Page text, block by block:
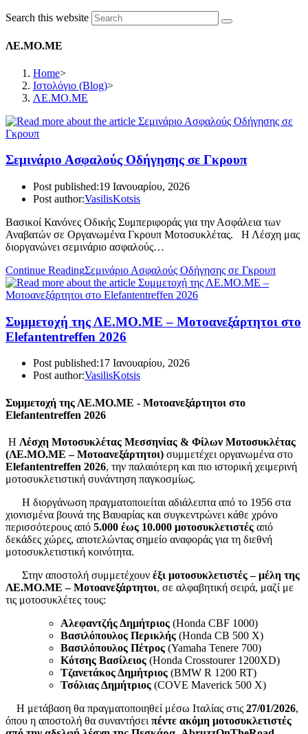
Search this website
ΛΕ.ΜΟ.ΜΕ
Home>
Ιστολόγιο (Blog)>
ΛΕ.ΜΟ.ΜΕ
Σεμινάριο Ασφαλούς Οδήγησης σε Γκρουπ
Post published:19 Ιανουαρίου, 2026
Post author:VasilisKotsis
Βασικοί Κανόνες Οδικής Συμπεριφοράς για την Ασφάλεια των
Αναβατών σε Οργανωμένα Γκρουπ Μοτοσυκλέτας. Η Λέσχη μας
διοργανώνει σεμινάριο ασφαλούς…
Continue ReadingΣεμινάριο Ασφαλούς Οδήγησης σε Γκρουπ
Συμμετοχή της ΛΕ.ΜΟ.ΜΕ – Μοτοανεξάρτητοι στο
Elefantentreffen 2026
Post published:17 Ιανουαρίου, 2026
Post author:VasilisKotsis
Συμμετοχή της ΛΕ.ΜΟ.ΜΕ - Μοτοανεξάρτητοι στο
Elefantentreffen 2026
Η Λέσχη Μοτοσυκλέτας Μεσσηνίας & Φίλων Μοτοσυκλέτας
(ΛΕ.ΜΟ.ΜΕ – Μοτοανεξάρτητοι) συμμετέχει οργανωμένα στο
Elefantentreffen 2026, την παλαιότερη και πιο ιστορική χειμερινή
μοτοσυκλετιστική συνάντηση παγκοσμίως.
Η διοργάνωση πραγματοποιείται αδιάλειπτα από το 1956 στα
χιονισμένα βουνά της Βαυαρίας και συγκεντρώνει κάθε χρόνο
περισσότερους από 5.000 έως 10.000 μοτοσυκλετιστές από
δεκάδες χώρες, αποτελώντας σημείο αναφοράς για τη διεθνή
μοτοσυκλετιστική κοινότητα.
Στην αποστολή συμμετέχουν έξι μοτοσυκλετιστές – μέλη της
ΛΕ.ΜΟ.ΜΕ – Μοτοανεξάρτητοι, σε αλφαβητική σειρά, μαζί με
τις μοτοσυκλέτες τους:
Αλεφαντζής Δημήτριος (Honda CBF 1000)
Βασιλόπουλος Περικλής (Honda CB 500 X)
Βασιλόπουλος Πέτρος (Yamaha Tenere 700)
Κότσης Βασίλειος (Honda Crosstourer 1200XD)
Τζανετάκος Δημήτριος (BMW R 1200 RT)
Τσόλιας Δημήτριος (COVE Maverick 500 X)
Η μετάβαση θα πραγματοποιηθεί μέσω Ιταλίας στις 27/01/2026,
όπου η αποστολή θα συναντήσει πέντε ακόμη μοτοσυκλετιστές